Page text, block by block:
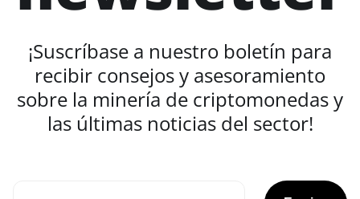
¡Suscríbase a nuestro boletín para
recibir consejos y asesoramiento
sobre la minería de criptomonedas y
las últimas noticias del sector!